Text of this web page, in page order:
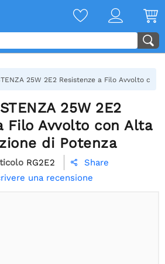
25W 2E2 Resistenze a Filo Avvolto con
25W 2E2
Filo Avvolto con Alta
di Potenza
RG2E2 
Share
una recensione